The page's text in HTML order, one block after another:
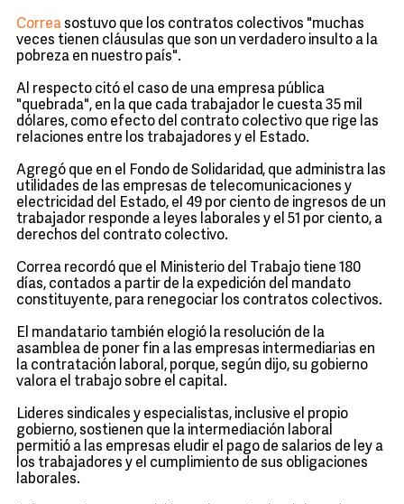
Correasostuvo que los contratos colectivos "muchas
veces tienen cláusulas que son un verdadero insulto a la
pobreza en nuestro país".
Al respecto citó el caso de una empresa pública
"quebrada", en la que cada trabajador le cuesta 35 mil
dólares, como efecto del contrato colectivo que rige las
relaciones entre los trabajadores y el Estado.
Agregó que en el Fondo de Solidaridad, que administra las
utilidades de las empresas de telecomunicaciones y
electricidad del Estado, el 49 por ciento de ingresos de un
trabajador responde a leyes laborales y el 51 por ciento, a
derechos del contrato colectivo.
Correa recordó que el Ministerio del Trabajo tiene 180
días, contados a partir de la expedición del mandato
constituyente, para renegociar los contratos colectivos.
El mandatario también elogió la resolución de la
asamblea de poner fin a las empresas intermediarias en
la contratación laboral, porque, según dijo, su gobierno
valora el trabajo sobre el capital.
Lideres sindicales y especialistas, inclusive el propio
gobierno, sostienen que la intermediación laboral
permitió a las empresas eludir el pago de salarios de ley a
los trabajadores y el cumplimiento de sus obligaciones
laborales.